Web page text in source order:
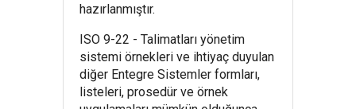
hazırlanmıştır.
ISO 9-22 - Talimatları yönetim
sistemi örnekleri ve ihtiyaç duyulan
diğer Entegre Sistemler formları,
listeleri, prosedür ve örnek